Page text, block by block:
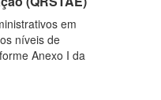
em
níveis de
Anexo I da